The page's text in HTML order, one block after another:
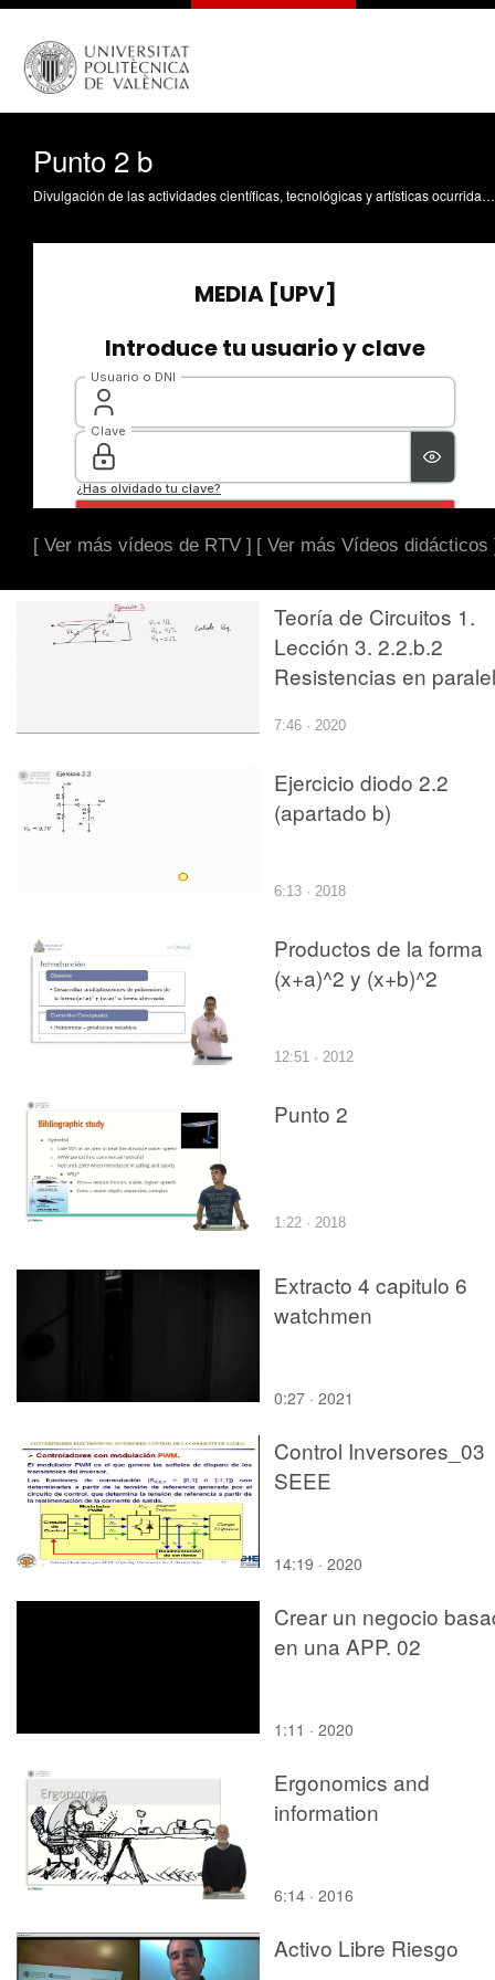
Punto 2 b
Divulgación de las actividades científicas, tecnológicas y artísticas ocurridas en los tres campus de la UPV
[ Ver más vídeos de RTV ] [ Ver más Vídeos didácticos
Teoría de Circuitos 1.
Lección 3. 2.2.b.2
Resistencias en
7:46 · 2020
Ejercicio diodo 2.2
(apartado b)
6:13 · 2018
Productos de la forma
(x+a)^2 y (x+b)^2
12:51 · 2012
Punto 2
1:22 · 2018
Extracto 4 capitulo 6
watchmen
0:27 · 2021
Control Inversores_03
SEEE
14:19 · 2020
Crear un negocio
en una APP. 02
1:11 · 2020
Ergonomics and
information
6:14 · 2016
Activo Libre Riesgo